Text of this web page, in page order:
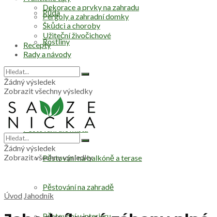
Půda
Rostliny
Zelenina
Pěstování dle místa
Pěstování na balkóně a terase
Pěstování na zahradě
Dekorace a prvky na zahradu
Pergoly a zahradní domky
Škůdci a choroby
Užiteční živočichové
Recepty
Rady a návody
Žádný výsledek
Zobrazit všechny výsledky
Žádný výsledek
Zobrazit všechny výsledky
Úvod Jahodník